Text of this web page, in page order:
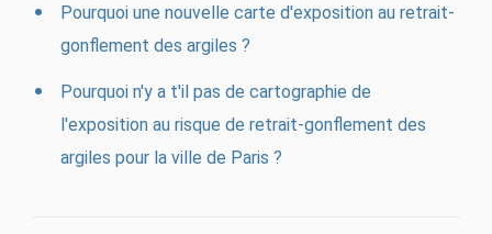
Pourquoi une nouvelle carte d'exposition au retrait-
gonflement des argiles ?
Pourquoi n'y a t'il pas de cartographie de
l'exposition au risque de retrait-gonflement des
argiles pour la ville de Paris ?